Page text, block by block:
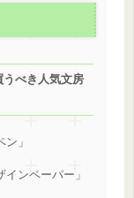
べき人気文房
」
ンペーパー」